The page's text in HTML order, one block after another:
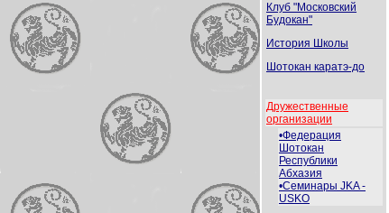
Клуб "Московский
Будокан"
История Школы
Шотокан каратэ-до
Дружественные
организации
•Федерация
Шотокан
Республики
Абхазия
•Семинары JKA -
USKO